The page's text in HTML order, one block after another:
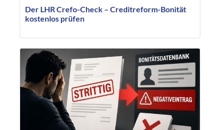
Der LHR Crefo-Check – Creditreform-Bonität
kostenlos prüfen